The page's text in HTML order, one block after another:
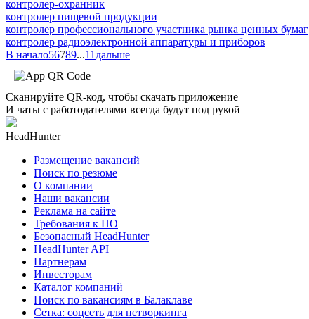
контролер-охранник
контролер пищевой продукции
контролер профессионального участника рынка ценных бумаг
контролер радиоэлектронной аппаратуры и приборов
В начало56789...11 дальше
Сканируйте QR-код, чтобы скачать приложение
И чаты с работодателями всегда будут под рукой
HeadHunter
Размещение вакансий
Поиск по резюме
О компании
Наши вакансии
Реклама на сайте
Требования к ПО
Безопасный HeadHunter
HeadHunter API
Партнерам
Инвесторам
Каталог компаний
Поиск по вакансиям в Балаклаве
Сетка: соцсеть для нетворкинга